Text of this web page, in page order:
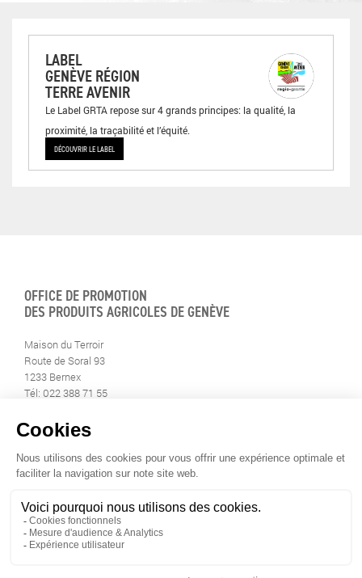
LABEL
GENÈVE RÉGION
TERRE AVENIR
Le Label GRTA repose sur 4 grands principes: la qualité, la
proximité, la traçabilité et l’équité.
DÉCOUVRIR LE LABEL
OFFICE DE PROMOTION
DES PRODUITS AGRICOLES DE GENÈVE
Maison du Terroir
Route de Soral 93
1233 Bernex
Tél: 022 388 71 55
info@geneveterroir.ge.ch
RESTEZ AU CONTACT DE
TOUTE L’ACTUALITÉ DU TERROIR
TÉLÉCHARGEZ L’APP GENÈVE-TERROIR